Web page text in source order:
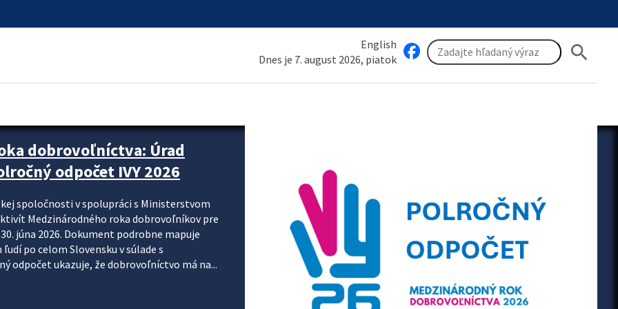
English
Dnes je 7. august 2026, piatok
search
krok za krokom
systému DPH a digitalizácie fakturačných
k tomu, aby sa elektronická faktúra stala
je priniesť jednoduchšie, rýchlejšie a
údajov, znížiť riziko chýb a podporiť
preto nepredstavuje...